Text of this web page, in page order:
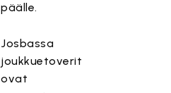
päälle.
Josbassa
joukkuetoverit
ovat